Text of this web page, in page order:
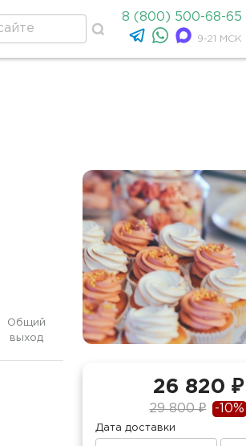
8 (800) 500-68-65
9-21 МСК
Общий
выход
26 820 ₽
29 800 ₽ -10%
Дата доставки